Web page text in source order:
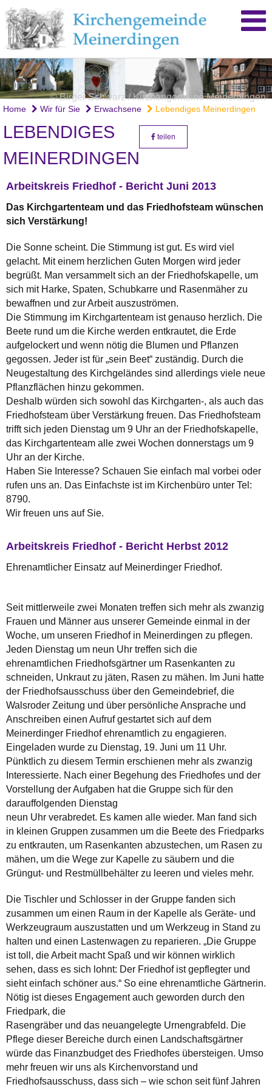
© Birger Schwarz / Kirchengemeine Meinerdingen
Home Wir für Sie Erwachsene Lebendiges Meinerdingen
LEBENDIGES
MEINERDINGEN
teilen
Arbeitskreis Friedhof - Bericht Juni 2013
Das Kirchgartenteam und das Friedhofsteam wünschen
sich Verstärkung!
Die Sonne scheint. Die Stimmung ist gut. Es wird viel
gelacht. Mit einem herzlichen Guten Morgen wird jeder
begrüßt. Man versammelt sich an der Friedhofskapelle, um
sich mit Harke, Spaten, Schubkarre und Rasenmäher zu
bewaffnen und zur Arbeit auszuströmen.
Die Stimmung im Kirchgartenteam ist genauso herzlich. Die
Beete rund um die Kirche werden entkrautet, die Erde
aufgelockert und wenn nötig die Blumen und Pflanzen
gegossen. Jeder ist für „sein Beet“ zuständig. Durch die
Neugestaltung des Kirchgeländes sind allerdings viele neue
Pflanzflächen hinzu gekommen.
Deshalb würden sich sowohl das Kirchgarten-, als auch das
Friedhofsteam über Verstärkung freuen. Das Friedhofsteam
trifft sich jeden Dienstag um 9 Uhr an der Friedhofskapelle,
das Kirchgartenteam alle zwei Wochen donnerstags um 9
Uhr an der Kirche.
Haben Sie Interesse? Schauen Sie einfach mal vorbei oder
rufen uns an. Das Einfachste ist im Kirchenbüro unter Tel:
8790.
Wir freuen uns auf Sie.
Arbeitskreis Friedhof - Bericht Herbst 2012
Ehrenamtlicher Einsatz auf Meinerdinger Friedhof.
Seit mittlerweile zwei Monaten treffen sich mehr als zwanzig
Frauen und Männer aus unserer Gemeinde einmal in der
Woche, um unseren Friedhof in Meinerdingen zu pflegen.
Jeden Dienstag um neun Uhr treffen sich die
ehrenamtlichen Friedhofsgärtner um Rasenkanten zu
schneiden, Unkraut zu jäten, Rasen zu mähen. Im Juni hatte
der Friedhofsausschuss über den Gemeindebrief, die
Walsroder Zeitung und über persönliche Ansprache und
Anschreiben einen Aufruf gestartet sich auf dem
Meinerdinger Friedhof ehrenamtlich zu engagieren.
Eingeladen wurde zu Dienstag, 19. Juni um 11 Uhr.
Pünktlich zu diesem Termin erschienen mehr als zwanzig
Interessierte. Nach einer Begehung des Friedhofes und der
Vorstellung der Aufgaben hat die Gruppe sich für den
darauffolgenden Dienstag
neun Uhr verabredet. Es kamen alle wieder. Man fand sich
in kleinen Gruppen zusammen um die Beete des Friedparks
zu entkrauten, um Rasenkanten abzustechen, um Rasen zu
mähen, um die Wege zur Kapelle zu säubern und die
Grüngut- und Restmüllbehälter zu leeren und vieles mehr.
Die Tischler und Schlosser in der Gruppe fanden sich
zusammen um einen Raum in der Kapelle als Geräte- und
Werkzeugraum auszustatten und um Werkzeug in Stand zu
halten und einen Lastenwagen zu reparieren. „Die Gruppe
ist toll, die Arbeit macht Spaß und wir können wirklich
sehen, dass es sich lohnt: Der Friedhof ist gepflegter und
sieht einfach schöner aus.“ So eine ehrenamtliche Gärtnerin.
Nötig ist dieses Engagement auch geworden durch den
Friedpark, die
Rasengräber und das neuangelegte Urnengrabfeld. Die
Pflege dieser Bereiche durch einen Landschaftsgärtner
würde das Finanzbudget des Friedhofes übersteigen. Umso
mehr freuen wir uns als Kirchenvorstand und
Friedhofsausschuss, dass sich – wie schon seit fünf Jahren